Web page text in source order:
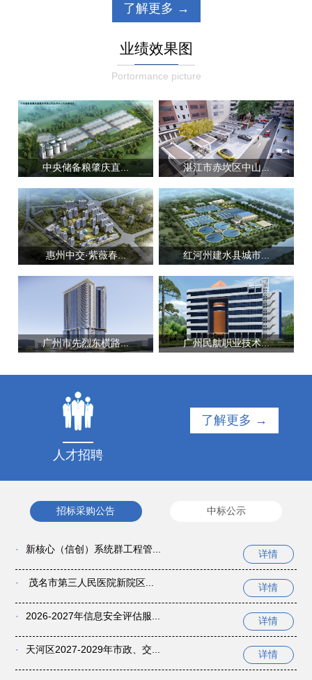
了解更多 →
业绩效果图
Portormance picture
中央储备粮肇庆直... 湛江市赤坎区中山...
惠州中交·紫薇春... 红河州建水县城市...
广州市先烈东横路... 广州民航职业技术...
人才招聘
了解更多 →
招标采购公告 中标公示
· 新核心（信创）系统群工程管... 详情
· 茂名市第三人民医院新院区... 详情
· 2026-2027年信息安全评估服... 详情
· 天河区2027-2029年市政、交... 详情